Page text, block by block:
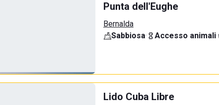
Punta dell'Eughe
Bernalda
Sabbiosa· Accesso animali·
Lido Cuba Libre